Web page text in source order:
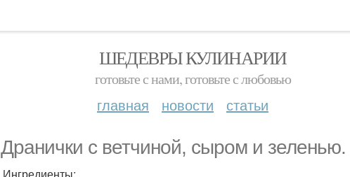
ШЕДЕВРЫ КУЛИНАРИИ
готовьте с нами, готовьте с любовью
главная новости статьи
Дранички с ветчиной, сыром и зеленью.